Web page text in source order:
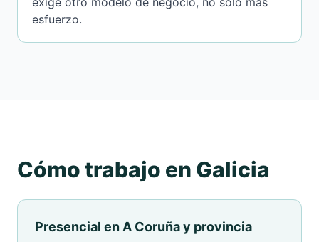
esfuerzo.
Cómo trabajo en Galicia
Presencial en A Coruña y provincia